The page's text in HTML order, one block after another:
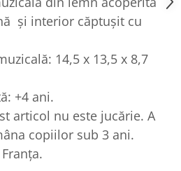
și interior căptușit cu
14,5 x 13,5 x 8,7
+4 ani.
articol nu este jucărie. A
copiilor sub 3 ani.